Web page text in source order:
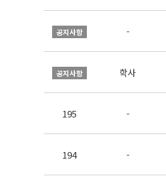
공지사항 -
공지사항 학사
195 -
194 -